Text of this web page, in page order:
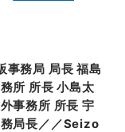
事務局 局長 福島
所 所長 小島太
事務所 所長 宇
局長／／Seizo